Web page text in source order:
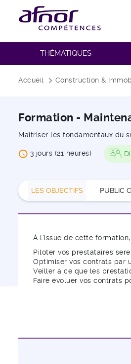
THÉMATIQUES
Fil d'Ariane
Accueil Construction &
Formation -
Maîtriser les fondamentaux du
3 jours (21 heures)
LES OBJECTIFS PUBLIC
À l’issue de cette
Piloter vos prestataires
Optimiser vos contrats par
Veiller à ce que les
Faire évoluer vos contrats